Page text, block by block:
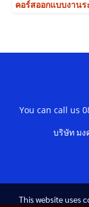
You can call us
บริษัท ม
This website uses